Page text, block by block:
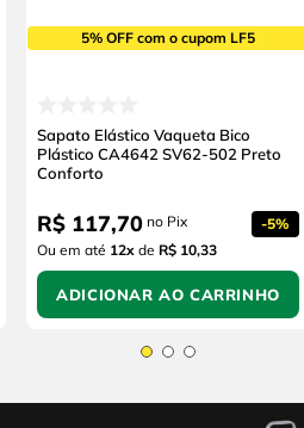
5% OFF com o cupom LF5
Sapato Elástico Vaqueta Bico
Plástico CA4642 SV62-502 Preto
Conforto
R$ 117,70no Pix -5%
Ou em até 12xde R$ 10,33
ADICIONAR AO CARRINHO